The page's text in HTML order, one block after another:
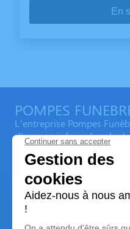
En
POMPES
L’entreprise Pompes
d’un savoir-faire dans le
d’obsèques adaptés à vos
Depuis de nombreuses
dans ces moments
Ses devises sont le